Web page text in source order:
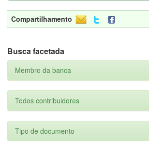
Compartilhamento
Busca facetada
Membro da banca
Todos contribuidores
Tipo de documento